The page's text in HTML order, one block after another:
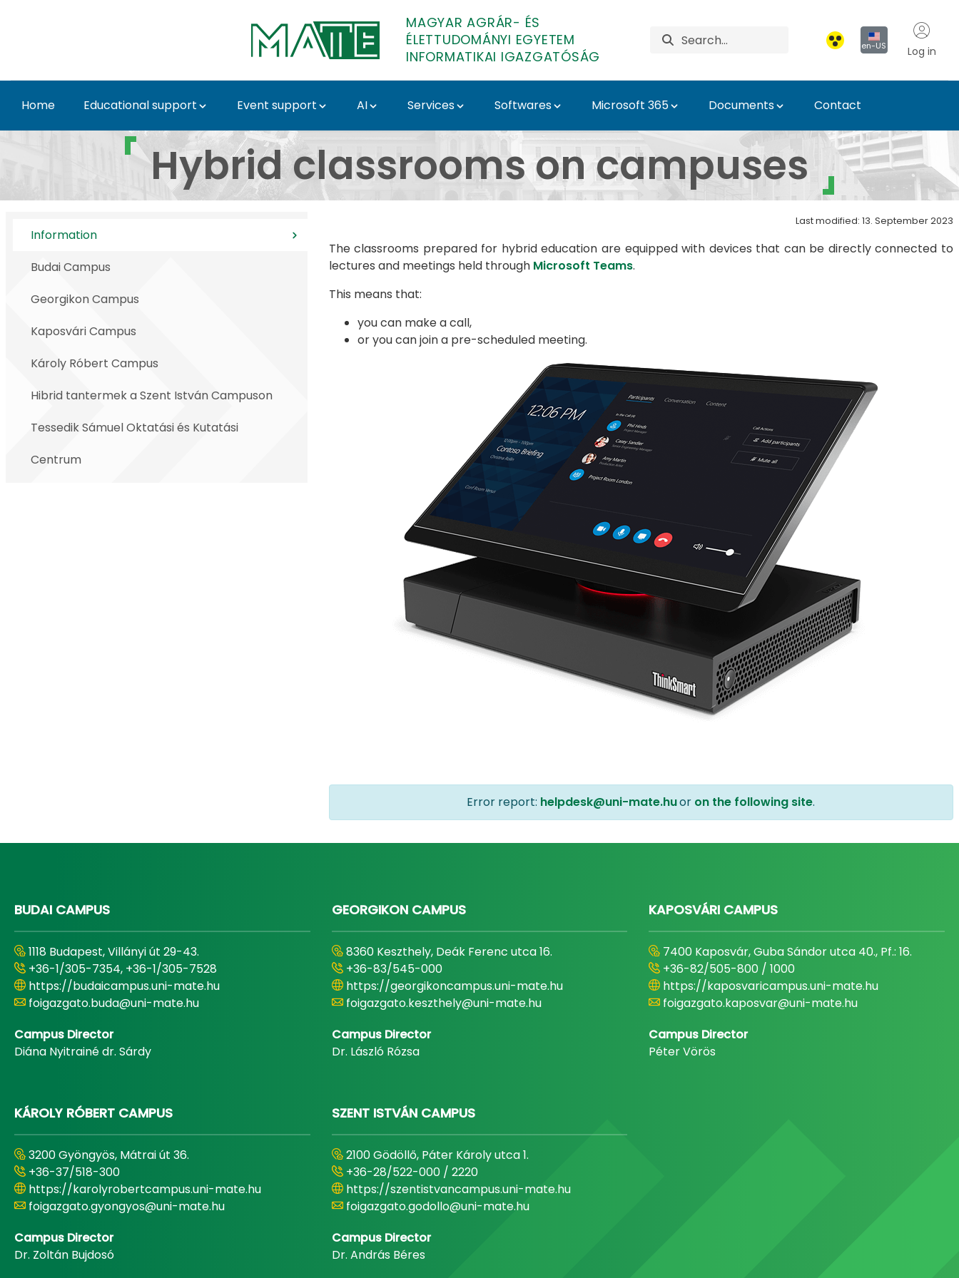
MAGYAR AGRÁR- ÉS
ÉLETTUDOMÁNYI EGYETEM
INFORMATIKAI IGAZGATÓSÁG
en-US Log in
Home Educational support Event support AI Services Softwares Microsoft 365 Documents Contact
Hibrid tantermek a campusokon - MATE IT Department
Hybrid classrooms on campuses
Information
Budai Campus
Georgikon Campus
Kaposvári Campus
Károly Róbert Campus
Hibrid tantermek a Szent István Campuson
Tessedik Sámuel Oktatási és Kutatási
Centrum
Last modified: 13. September 2023
The classrooms prepared for hybrid education are equipped with devices that can be directly connected to
lectures and meetings held through Microsoft Teams.
This means that:
you can make a call,
or you can join a pre-scheduled meeting.
Error report: helpdesk@uni-mate.huor on the following site.
BUDAI CAMPUS
1118 Budapest, Villányi út 29-43.
+36-1/305-7354, +36-1/305-7528
https://budaicampus.uni-mate.hu
foigazgato.buda@uni-mate.hu
Campus Director
Diána Nyitrainé dr. Sárdy
GEORGIKON CAMPUS
8360 Keszthely, Deák Ferenc utca 16.
+36-83/545-000
https://georgikoncampus.uni-mate.hu
foigazgato.keszthely@uni-mate.hu
Campus Director
Dr. László Rózsa
KAPOSVÁRI CAMPUS
7400 Kaposvár, Guba Sándor utca 40., Pf.: 16.
+36-82/505-800 / 1000
https://kaposvaricampus.uni-mate.hu
foigazgato.kaposvar@uni-mate.hu
Campus Director
Péter Vörös
KÁROLY RÓBERT CAMPUS
3200 Gyöngyös, Mátrai út 36.
+36-37/518-300
https://karolyrobertcampus.uni-mate.hu
foigazgato.gyongyos@uni-mate.hu
Campus Director
Dr. Zoltán Bujdosó
SZENT ISTVÁN CAMPUS
2100 Gödöllő, Páter Károly utca 1.
+36-28/522-000 / 2220
https://szentistvancampus.uni-mate.hu
foigazgato.godollo@uni-mate.hu
Campus Director
Dr. András Béres